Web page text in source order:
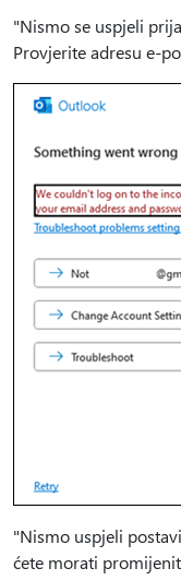
"Nismo se uspjeli
Provjerite adresu e-
"Nismo uspjeli
ćete morati